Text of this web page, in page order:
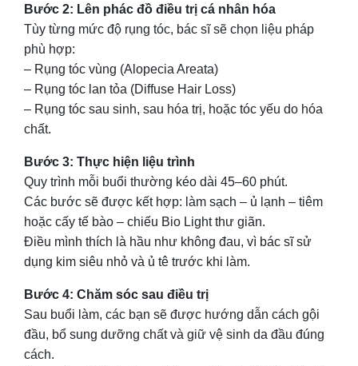
Bước 2: Lên phác đồ điều trị cá nhân hóa
Tùy từng mức độ rụng tóc, bác sĩ sẽ chọn liệu pháp
phù hợp:
– Rụng tóc vùng (Alopecia Areata)
– Rụng tóc lan tỏa (Diffuse Hair Loss)
– Rụng tóc sau sinh, sau hóa trị, hoặc tóc yếu do hóa
chất.
Bước 3: Thực hiện liệu trình
Quy trình mỗi buổi thường kéo dài 45–60 phút.
Các bước sẽ được kết hợp: làm sạch – ủ lạnh – tiêm
hoặc cấy tế bào – chiếu Bio Light thư giãn.
Điều mình thích là hầu như không đau, vì bác sĩ sử
dụng kim siêu nhỏ và ủ tê trước khi làm.
Bước 4: Chăm sóc sau điều trị
Sau buổi làm, các bạn sẽ được hướng dẫn cách gội
đầu, bổ sung dưỡng chất và giữ vệ sinh da đầu đúng
cách.